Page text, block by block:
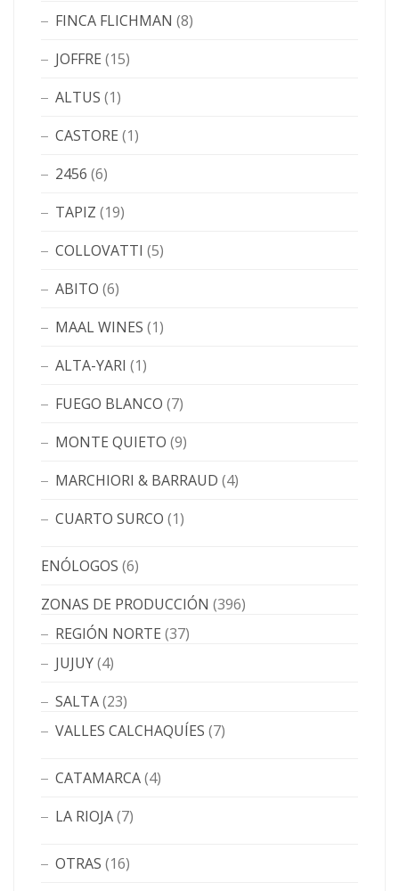
FINCA FLICHMAN (8)
JOFFRE (15)
ALTUS (1)
CASTORE (1)
2456 (6)
TAPIZ (19)
COLLOVATTI (5)
ABITO (6)
MAAL WINES (1)
ALTA-YARI (1)
FUEGO BLANCO (7)
MONTE QUIETO (9)
MARCHIORI & BARRAUD (4)
CUARTO SURCO (1)
ENÓLOGOS (6)
ZONAS DE PRODUCCIÓN (396)
REGIÓN NORTE (37)
JUJUY(4)
SALTA(23)
VALLES CALCHAQUÍES (7)
CATAMARCA(4)
LA RIOJA(7)
OTRAS (16)